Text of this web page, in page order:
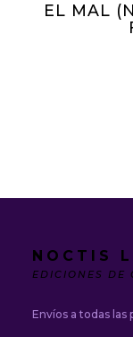
EL MAL
NOCTIS
EDICIONES DE
Envíos a todas las